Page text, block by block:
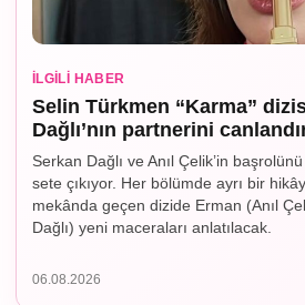
İLGILI HABER
Selin Türkmen “Karma”
Dağlı’nın partnerini
Serkan Dağlı ve Anıl Çelik’in
sete çıkıyor. Her bölümde ayrı bir
mekânda geçen dizide Erman (Anıl
Dağlı) yeni maceraları anlatılacak.
06.08.2026